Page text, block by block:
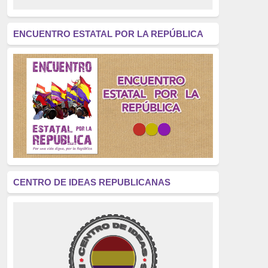
América Latina
(305)
Exhumación
(304)
Golpe de Estado
(304)
Brigadas Internacionales
(303)
pensamiento
(294)
Revisionismo
(289)
La Transición
(275)
educación pública
(270)
La Izquierda
(260)
ENCUENTRO ESTATAL POR LA REPÚBLICA
CENTRO DE IDEAS REPUBLICANAS